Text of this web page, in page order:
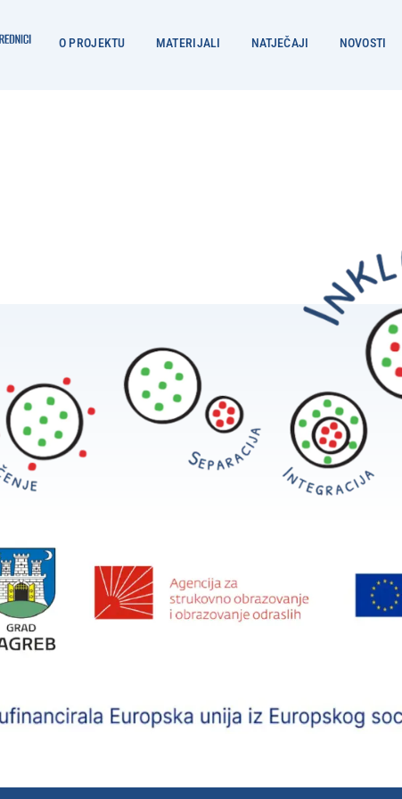
O PROJEKTU MATERIJALI NATJEČAJI NOVOSTI